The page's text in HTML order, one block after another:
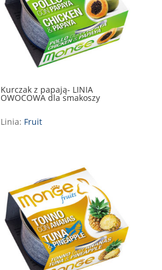
Kurczak z papają- LINIA
OWOCOWA dla smakoszy
Linia: Fruit